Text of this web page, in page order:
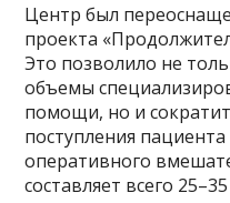
Центр был
проекта
Это позволило не
объемы
помощи, но и
поступления
оперативного
составляет всего